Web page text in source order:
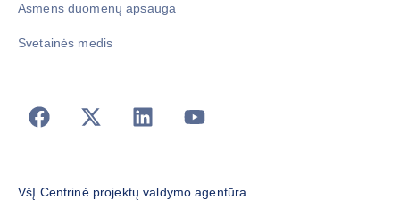
Asmens duomenų apsauga
Svetainės medis
VšĮ Centrinė projektų valdymo agentūra